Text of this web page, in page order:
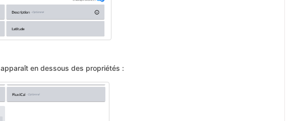
apparaît en dessous des propriétés :